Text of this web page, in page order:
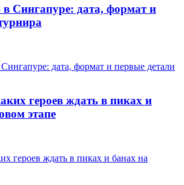
Сингапуре: дата, формат и
героев ждать в пиках и
этапе